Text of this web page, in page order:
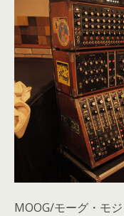
MOOG/モーグ・モ